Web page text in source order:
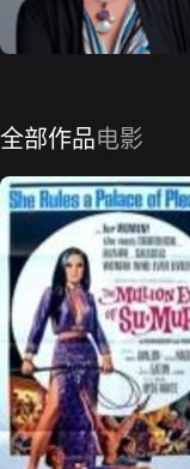
全部作品电影